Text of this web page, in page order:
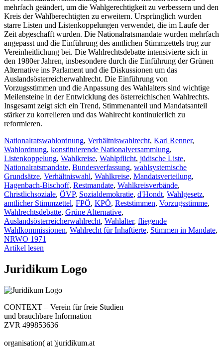
mehrfach geändert, um die Wahlgerechtigkeit zu verbessern und den
Kreis der Wahlberechtigten zu erweitern. Ursprünglich wurden
starre Listen und Listenkoppelungen verwendet, die im Laufe der
Zeit abgeschafft wurden. Die Nationalratsmandate wurden mehrfach
angepasst und die Einführung des amtlichen Stimmzettels trug zur
Vereinheitlichung bei. Die Wahlrechtsdebatte intensivierte sich in
den 1980er Jahren, insbesondere durch die Einführung der Grünen
Alternative ins Parlament und die Diskussionen um das
Auslandsösterreicherwahlrecht. Die Einführung von
Vorzugsstimmen und die Anpassung des Wahlalters sind wichtige
Meilensteine in der Entwicklung des österreichischen Wahlrechts.
Insgesamt zeigt sich ein Trend, Stimmenanteil und Mandatsanteil
stärker zu korrelieren und das Wahlrecht kontinuierlich zu
reformieren.
Nationalratswahlordnung, Verhältniswahlrecht, Karl Renner,
Wahlordnung, konstituierende Nationalversammlung,
Listenkoppelung, Wahlkreise, Wahlpflicht, jüdische Liste,
Nationalratsmandate, Bundesverfassung, wahlsystemische
Grundsätze, Verhältniswahl, Wahlkreise, Mandatsverteilung,
Hagenbach-Bischoff, Restmandate, Wahlkreisverbände,
Christlichsoziale, ÖVP, Sozialdemokratie, d'Hondt, Wahlgesetz,
amtlicher Stimmzettel, FPÖ, KPÖ, Reststimmen, Vorzugsstimme,
Wahlrechtsdebatte, Grüne Alternative,
Auslandsösterreicherwahlrecht, Wahlalter, fliegende
Wahlkommissionen, Wahlrecht für Inhaftierte, Stimmen in Mandate,
NRWO 1971
Artikel lesen
Juridikum Logo
CONTEXT – Verein für freie Studien
und brauchbare Information
ZVR 499853636
organisation( at )juridikum.at